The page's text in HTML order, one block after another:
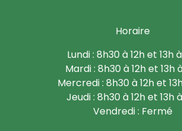
Horaire
Lundi : 8h30 à 12h et 13h
Mardi : 8h30 à 12h et 13h
Mercredi : 8h30 à 12h et
Jeudi : 8h30 à 12h et 13h
Vendredi : Fermé